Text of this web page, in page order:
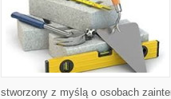
stworzony z myślą o osobach